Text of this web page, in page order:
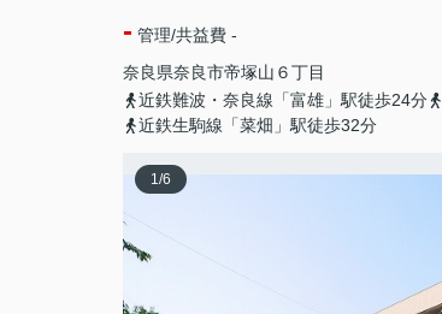
- 管理/共益費 -
奈良県奈良市帝塚山 ６丁目
近鉄難波・奈良線「富雄」駅徒歩24分
近鉄生駒線「菜畑」駅徒歩32分
1/6